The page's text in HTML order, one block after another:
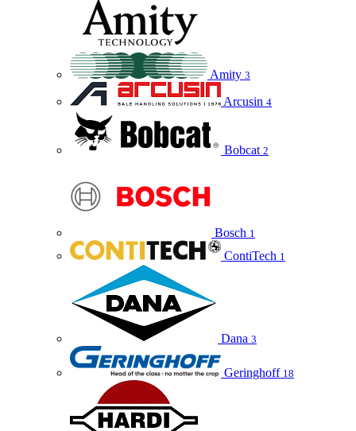
Amity 3
Arcusin 4
Bobcat 2
Bosch 1
ContiTech 1
Dana 3
Geringhoff 18